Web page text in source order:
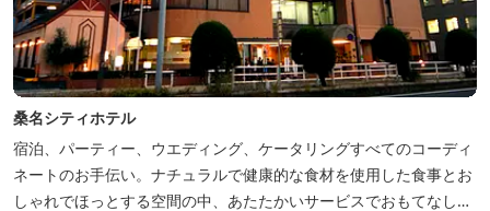
桑名シティホテル
宿泊、パーティー、ウエディング、ケータリングすべてのコーディ
ネートのお手伝い。ナチュラルで健康的な食材を使用した食事とお
しゃれでほっとする空間の中、あたたかいサービスでおもてなしい